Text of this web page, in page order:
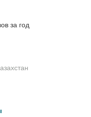
за год